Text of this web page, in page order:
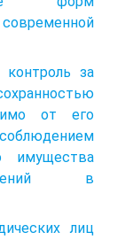
контроль за
от его
имущества
в
лиц